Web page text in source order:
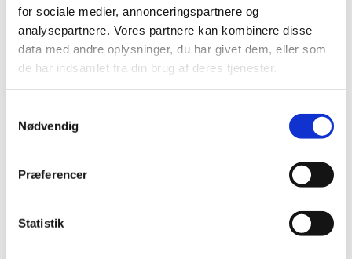
for sociale medier, annonceringspartnere og
analysepartnere. Vores partnere kan kombinere disse
data med andre oplysninger, du har givet dem, eller som
de har indsamlet fra din brug af deres tjenester.
Nødvendig
Præferencer
Statistik